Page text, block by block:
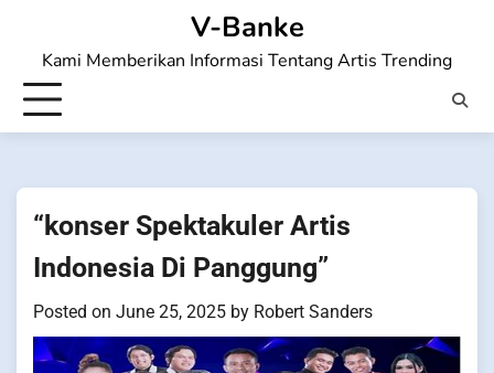
content
V-Banke
Kami Memberikan Informasi Tentang Artis Trending
“konser Spektakuler Artis
Indonesia Di Panggung”
Posted on June 25, 2025 by Robert Sanders